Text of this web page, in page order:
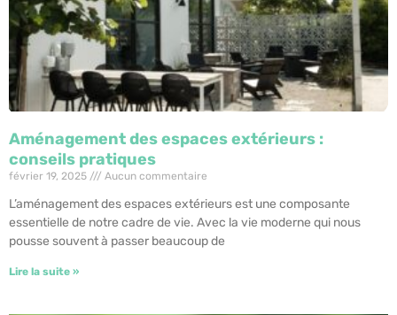
Aménagement des espaces extérieurs :
conseils pratiques
février 19, 2025 Aucun commentaire
L’aménagement des espaces extérieurs est une composante
essentielle de notre cadre de vie. Avec la vie moderne qui nous
pousse souvent à passer beaucoup de
Lire la suite »